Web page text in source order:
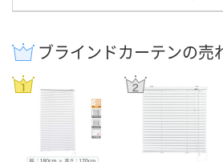
ブラインドカーテンの売